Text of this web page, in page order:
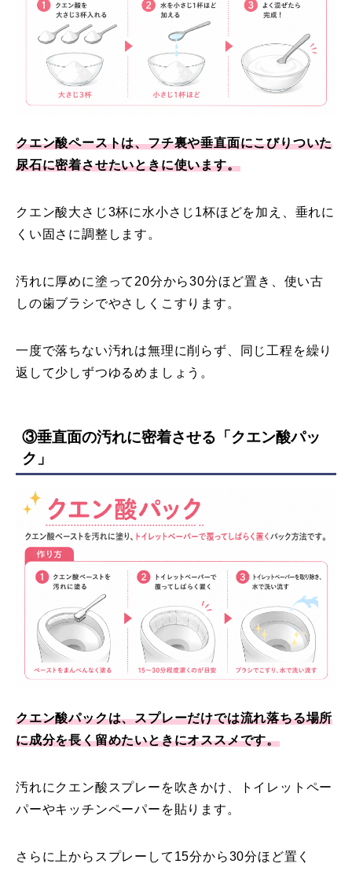
クエン酸ペーストは、フチ裏や垂直面にこびりついた
尿石に密着させたいときに使います。
クエン酸大さじ3杯に水小さじ1杯ほどを加え、垂れに
くい固さに調整します。
汚れに厚めに塗って20分から30分ほど置き、使い古
しの歯ブラシでやさしくこすります。
一度で落ちない汚れは無理に削らず、同じ工程を繰り
返して少しずつゆるめましょう。
③垂直面の汚れに密着させる「 クエン酸パッ
ク 」
クエン酸パックは、スプレーだけでは流れ落ちる場所
に成分を長く留めたいときにオススメです。
汚れにクエン酸スプレーを吹きかけ、トイレットペー
パーやキッチンペーパーを貼ります。
さらに上からスプレーして15分から30分ほど置く